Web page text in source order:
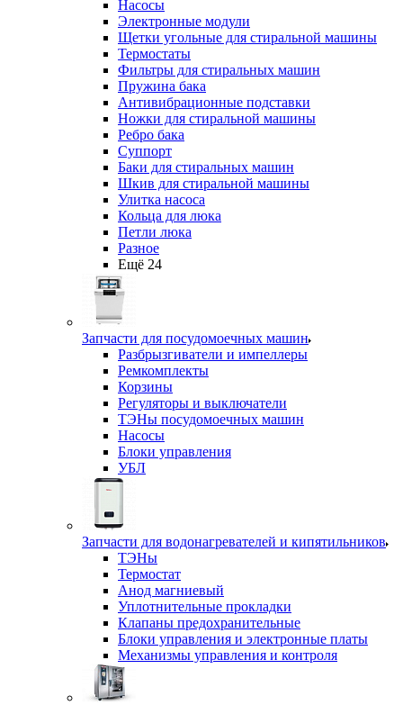
Насосы
Электронные модули
Щетки угольные для стиральной машины
Термостаты
Фильтры для стиральных машин
Пружина бака
Антивибрационные подставки
Ножки для стиральной машины
Ребро бака
Суппорт
Баки для стиральных машин
Шкив для стиральной машины
Улитка насоса
Кольца для люка
Петли люка
Разное
Ещё 24
Запчасти для посудомоечных машин
Разбрызгиватели и импеллеры
Ремкомплекты
Корзины
Регуляторы и выключатели
ТЭНы посудомоечных машин
Насосы
Блоки управления
УБЛ
Запчасти для водонагревателей и кипятильников
ТЭНы
Термостат
Анод магниевый
Уплотнительные прокладки
Клапаны предохранительные
Блоки управления и электронные платы
Механизмы управления и контроля